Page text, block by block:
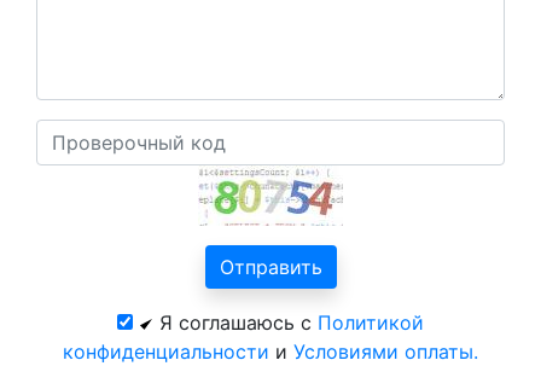
Я соглашаюсь с Политикой
конфиденциальности и Условиями оплаты.